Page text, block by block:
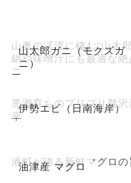
山太郎ガニ（モクズガ
ニ）
山奥の渓流に棲む“山太郎
鍋や味噌汁にも最適な
ニ
伊勢エビ（日南海岸）
黒潮育ちのプリプリ贅
幸
油津産 マグロ
港町が誇る新鮮マグロの